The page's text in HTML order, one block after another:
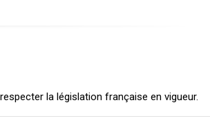
la législation française en vigueur.